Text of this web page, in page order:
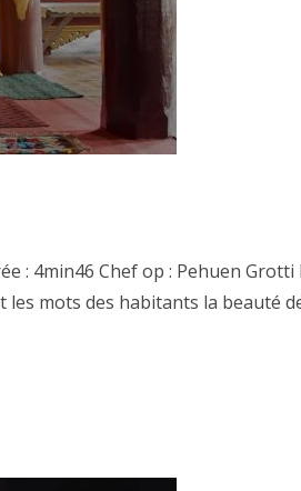
: 4min46 Chef op : Pehuen
les mots des habitants la